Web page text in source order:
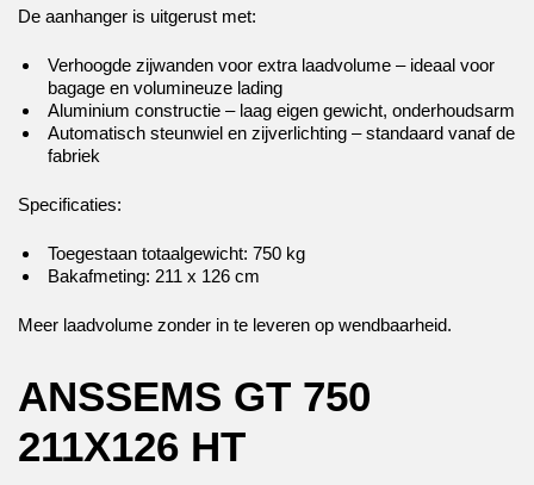
De aanhanger is uitgerust met:
Verhoogde zijwanden voor extra laadvolume – ideaal voor
bagage en volumineuze lading
Aluminium constructie – laag eigen gewicht, onderhoudsarm
Automatisch steunwiel en zijverlichting – standaard vanaf de
fabriek
Specificaties:
Toegestaan totaalgewicht: 750 kg
Bakafmeting: 211 x 126 cm
Meer laadvolume zonder in te leveren op wendbaarheid.
ANSSEMS GT 750
211X126 HT